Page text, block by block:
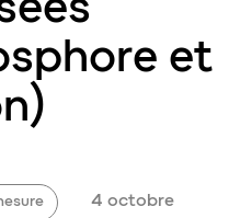
et
)
4 octobre